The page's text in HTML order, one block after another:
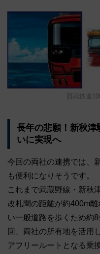
西武鉄道
長年の悲願！新秋津
いに実現へ
今回の両社の連携では、
も便利になりそうです。
これまで武蔵野線・新秋
改札間の距離が約400m
い一般道路を歩くため約
回、両社の所有地を活用
アフリールートとなる乗